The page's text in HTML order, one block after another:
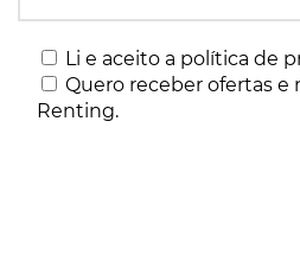
Li e aceito a política de
Quero receber ofertas e
Renting.